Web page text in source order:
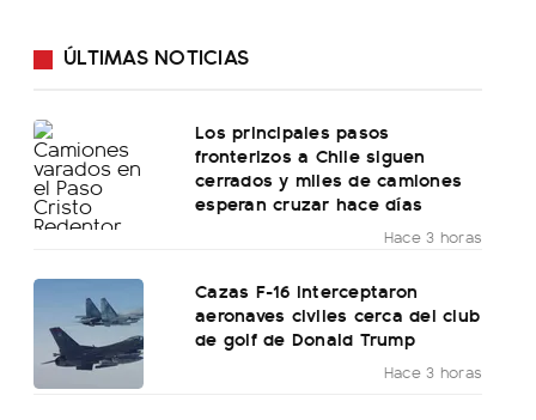
ÚLTIMAS NOTICIAS
Los principales pasos
fronterizos a Chile siguen
cerrados y miles de camiones
esperan cruzar hace días
Hace 3 horas
Cazas F-16 interceptaron
aeronaves civiles cerca del club
de golf de Donald Trump
Hace 3 horas